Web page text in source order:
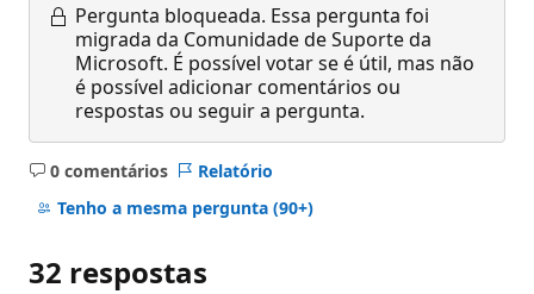
Pergunta bloqueada. Essa pergunta foi
migrada da Comunidade de Suporte da
Microsoft. É possível votar se é útil, mas não
é possível adicionar comentários ou
respostas ou seguir a pergunta.
0 comentários
Sem
comentários
Relatório
Tenho a mesma pergunta (90+)
32 respostas